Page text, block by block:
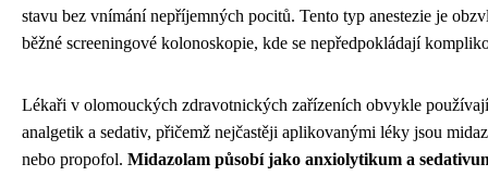
stavu bez vnímání nepříjemných pocitů. Tento typ anestezie je
běžné screeningové kolonoskopie, kde se nepředpokládají
Lékaři v olomouckých zdravotnických zařízeních obvykle
analgetik a sedativ, přičemž nejčastěji aplikovanými léky jsou
nebo propofol. Midazolam působí jako anxiolytikum a